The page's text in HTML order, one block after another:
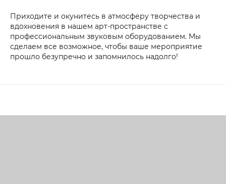
Приходите и окунитесь в атмосферу творчества и
вдохновения в нашем арт-пространстве с
профессиональным звуковым оборудованием. Мы
сделаем все возможное, чтобы ваше мероприятие
прошло безупречно и запомнилось надолго!